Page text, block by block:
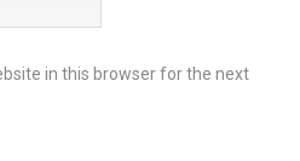
in this browser for the next